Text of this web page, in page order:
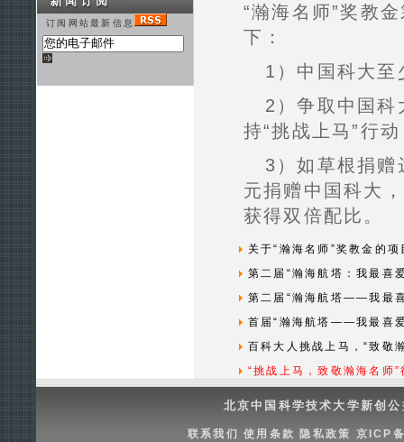
订阅网站最新信息
“瀚海名师”奖教
下：
1）中国科大
2）争取中国
持“挑战上马”行
3）如草根捐
元捐赠中国科大
获得双倍配比。
关于“瀚海名师”奖教金的
第二届“瀚海航塔：我最喜
第二届“瀚海航塔——我最
首届“瀚海航塔——我最喜
百科大人挑战上马，“致敬
“挑战上马，致敬瀚海名师
北京中国科学技术大学新创
联系我们使用条款 隐私政策 京ICP